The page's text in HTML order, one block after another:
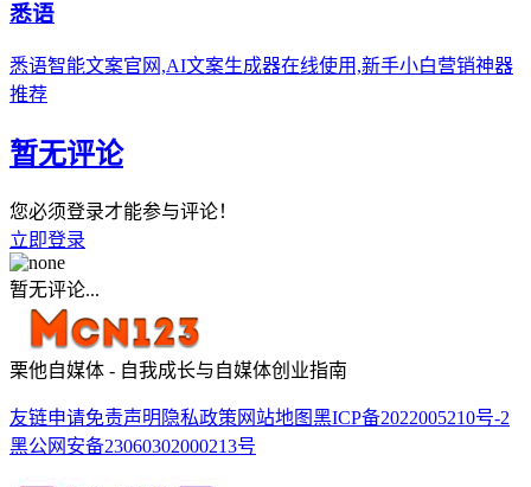
悉语
悉语智能文案官网,AI文案生成器在线使用,新手小白营销神器
推荐
暂无评论
您必须登录才能参与评论！
立即登录
暂无评论...
栗他自媒体 - 自我成长与自媒体创业指南
友链申请免责声明 隐私政策 网站地图黑ICP备2022005210号-2
黑公网安备23060302000213号